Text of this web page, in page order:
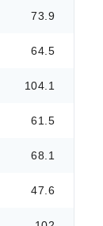
73.9
64.5
104.1
61.5
68.1
47.6